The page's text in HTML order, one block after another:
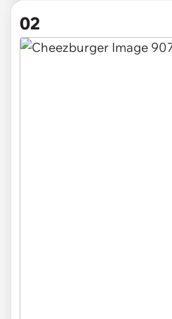
02